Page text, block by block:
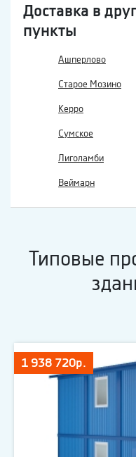
Доставка в
пункты
Ашперлово
Старое Мозино
Керро
Сумское
Лиголамби
Веймарн
Типовые
1 938 720р.